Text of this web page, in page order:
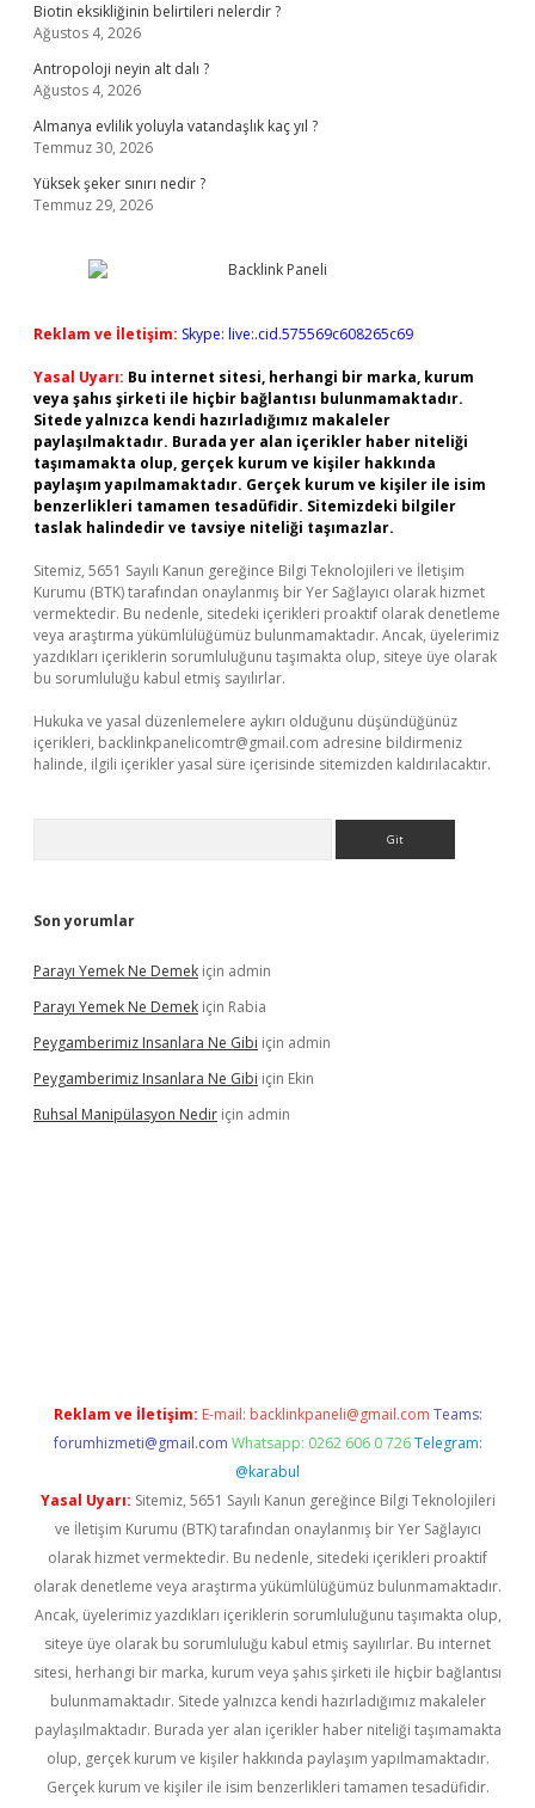
Biotin eksikliğinin belirtileri nelerdir ?
Ağustos 4, 2026
Antropoloji neyin alt dalı ?
Ağustos 4, 2026
Almanya evlilik yoluyla vatandaşlık kaç yıl ?
Temmuz 30, 2026
Yüksek şeker sınırı nedir ?
Temmuz 29, 2026
Reklam ve İletişim: Skype: live:.cid.575569c608265c69
Yasal Uyarı: Bu internet sitesi, herhangi bir marka, kurum
veya şahıs şirketi ile hiçbir bağlantısı bulunmamaktadır.
Sitede yalnızca kendi hazırladığımız makaleler
paylaşılmaktadır. Burada yer alan içerikler haber niteliği
taşımamakta olup, gerçek kurum ve kişiler hakkında
paylaşım yapılmamaktadır. Gerçek kurum ve kişiler ile isim
benzerlikleri tamamen tesadüfidir. Sitemizdeki bilgiler
taslak halindedir ve tavsiye niteliği taşımazlar.
Sitemiz, 5651 Sayılı Kanun gereğince Bilgi Teknolojileri ve İletişim
Kurumu (BTK) tarafından onaylanmış bir Yer Sağlayıcı olarak hizmet
vermektedir. Bu nedenle, sitedeki içerikleri proaktif olarak denetleme
veya araştırma yükümlülüğümüz bulunmamaktadır. Ancak, üyelerimiz
yazdıkları içeriklerin sorumluluğunu taşımakta olup, siteye üye olarak
bu sorumluluğu kabul etmiş sayılırlar.
Hukuka ve yasal düzenlemelere aykırı olduğunu düşündüğünüz
içerikleri, backlinkpanelicomtr@gmail.com adresine bildirmeniz
halinde, ilgili içerikler yasal süre içerisinde sitemizden kaldırılacaktır.
Son yorumlar
Parayı Yemek Ne Demek için admin
Parayı Yemek Ne Demek için Rabia
Peygamberimiz Insanlara Ne Gibi için admin
Peygamberimiz Insanlara Ne Gibi için Ekin
Ruhsal Manipülasyon Nedir için admin
Reklam ve İletişim: E-mail: backlinkpaneli@gmail.com Teams:
forumhizmeti@gmail.com Whatsapp: 0262 606 0 726 Telegram:
@karabul
Yasal Uyarı: Sitemiz, 5651 Sayılı Kanun gereğince Bilgi Teknolojileri
ve İletişim Kurumu (BTK) tarafından onaylanmış bir Yer Sağlayıcı
olarak hizmet vermektedir. Bu nedenle, sitedeki içerikleri proaktif
olarak denetleme veya araştırma yükümlülüğümüz bulunmamaktadır.
Ancak, üyelerimiz yazdıkları içeriklerin sorumluluğunu taşımakta olup,
siteye üye olarak bu sorumluluğu kabul etmiş sayılırlar. Bu internet
sitesi, herhangi bir marka, kurum veya şahıs şirketi ile hiçbir bağlantısı
bulunmamaktadır. Sitede yalnızca kendi hazırladığımız makaleler
paylaşılmaktadır. Burada yer alan içerikler haber niteliği taşımamakta
olup, gerçek kurum ve kişiler hakkında paylaşım yapılmamaktadır.
Gerçek kurum ve kişiler ile isim benzerlikleri tamamen tesadüfidir.